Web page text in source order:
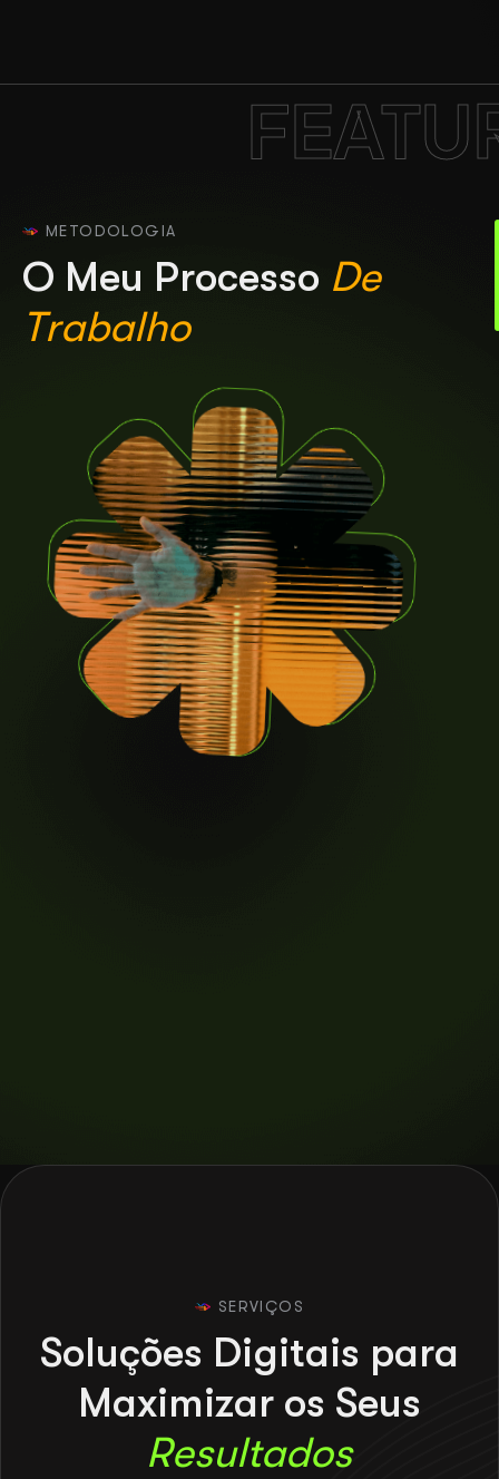
METODOLOGIA
O Meu Processo De
Trabalho
SERVIÇOS
Soluções Digitais para
Maximizar os Seus
Resultados